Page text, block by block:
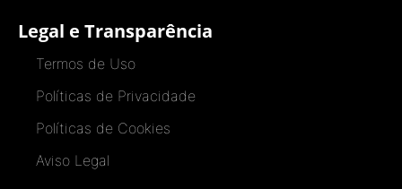
Legal e Transparência
Termos de Uso
Políticas de Privacidade
Políticas de Cookies
Aviso Legal